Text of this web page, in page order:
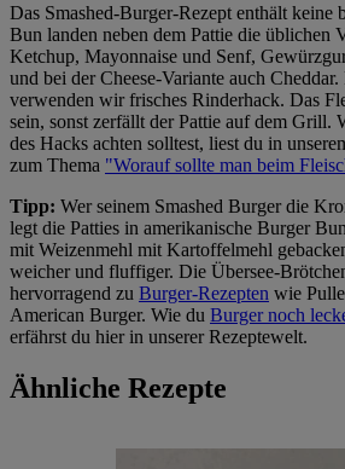
Das Smashed-Burger-Rezept enthält keine
Bun landen neben dem Pattie die üblichen
Ketchup, Mayonnaise und Senf,
und bei der Cheese-Variante auch
verwenden wir frisches Rinderhack. Das
sein, sonst zerfällt der Pattie auf dem Grill.
des Hacks achten solltest, liest du in
zum Thema "Worauf sollte man beim
Tipp: Wer seinem Smashed Burger die
legt die Patties in amerikanische Burger
mit Weizenmehl mit Kartoffelmehl
weicher und fluffiger. Die Übersee-
hervorragend zu Burger-Rezepten wie
American Burger. Wie du Burger noch
erfährst du hier in unserer Rezeptewelt.
Ähnliche Rezepte